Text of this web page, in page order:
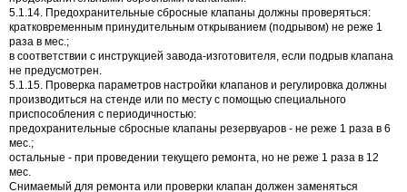
5.1.14. Предохранительные сбросные клапаны должны проверяться:
кратковременным принудительным открыванием (подрывом) не реже 1
раза в мес.;
в соответствии с инструкцией завода-изготовителя, если подрыв клапана
не предусмотрен.
5.1.15. Проверка параметров настройки клапанов и регулировка должны
производиться на стенде или по месту с помощью специального
приспособления с периодичностью:
предохранительные сбросные клапаны резервуаров - не реже 1 раза в 6
мес.;
остальные - при проведении текущего ремонта, но не реже 1 раза в 12
мес.
Снимаемый для ремонта или проверки клапан должен заменяться